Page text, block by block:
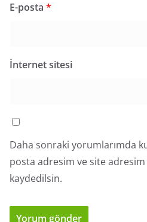
E-posta *
İnternet sitesi
Daha sonraki yorumlarımda
posta adresim ve site adresim
kaydedilsin.